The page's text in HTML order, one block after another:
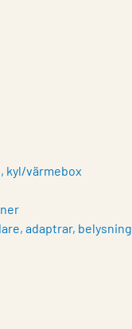
kyl/värmebox
adaptrar, belysning